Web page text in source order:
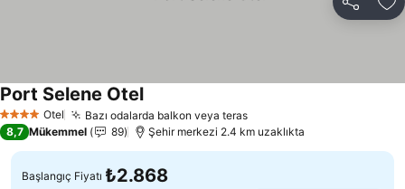
Paylaş
4 Yıldız Otel Bazı odalarda balkon veya terasFiyatları görün
Port Selene OtelFiyatları görün
8,7 Mükemmel 89 Şehir merkezi 2.4 km uzaklıkta
Başlangıç Fiyatı ₺2.868